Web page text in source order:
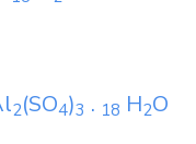
2(SO4)3 . 18 H2O